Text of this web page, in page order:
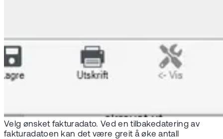
Velg ønsket fakturadato. Ved en tilbakedatering av
fakturadatoen kan det være greit å øke antall